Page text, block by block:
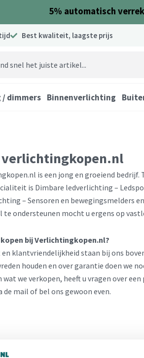
5% automatisch
Best kwaliteit, laagste prijs
/ dimmers Binnenverlichting
verlichtingkopen.nl
is een jong en groeiend
is Dimbare ledverlichting –
– Sensoren en bewegingsmelders
te ondersteunen mocht u ergens op
bij Verlichtingkopen.nl?
klantvriendelijkheid staan bij ons
houden en over garantie doen we
wat we verkopen, heeft u vragen over
de mail of bel ons gewoon even.